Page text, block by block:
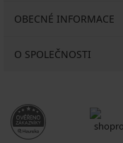
OBECNÉ INFORMACE
O SPOLEČNOSTI